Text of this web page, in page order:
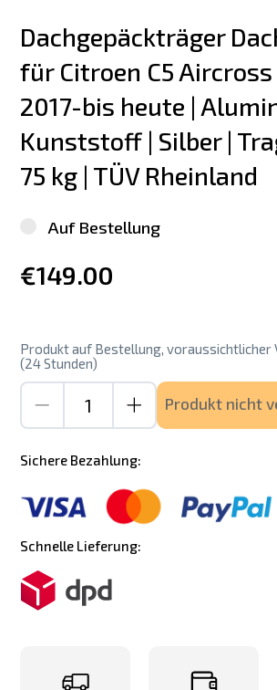
Dachgepäckträger
für Citroen C5 Aircross
2017-bis heute |
Kunststoff | Silber |
75 kg | TÜV Rheinland
Auf Bestellung
€149.00
Produkt auf Bestellung, voraussichtlicher
(24 Stunden)
Produkt nicht
Sichere Bezahlung:
Schnelle Lieferung: